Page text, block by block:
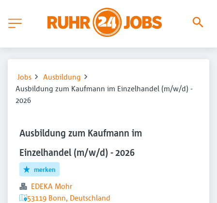
Jobs
Ausbildung
Ausbildung zum Kaufmann im Einzelhandel (m/w/d) -
2026
Ausbildung zum Kaufmann im
Einzelhandel (m/w/d) - 2026
merken
EDEKA Mohr
53119 Bonn, Deutschland